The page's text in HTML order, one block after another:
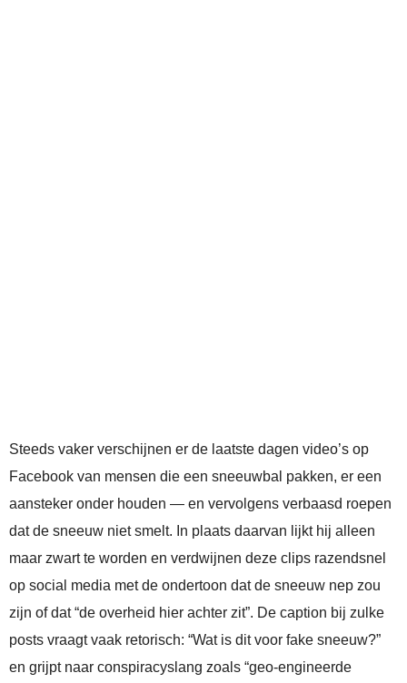
Steeds vaker verschijnen er de laatste dagen video’s op
Facebook van mensen die een sneeuwbal pakken, er een
aansteker onder houden — en vervolgens verbaasd roepen
dat de sneeuw niet smelt. In plaats daarvan lijkt hij alleen
maar zwart te worden en verdwijnen deze clips razendsnel
op social media met de ondertoon dat de sneeuw nep zou
zijn of dat “de overheid hier achter zit”. De caption bij zulke
posts vraagt vaak retorisch: “Wat is dit voor fake sneeuw?”
en grijpt naar conspiracyslang zoals “geo-engineerde